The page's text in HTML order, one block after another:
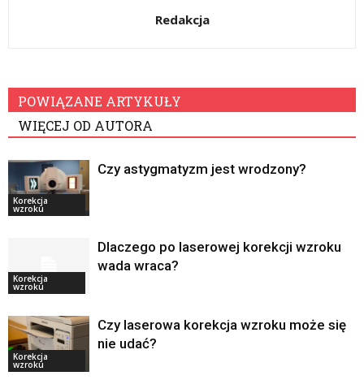
Redakcja
POWIĄZANE ARTYKUŁY
WIĘCEJ OD AUTORA
Korekcja
wzroku
Czy astygmatyzm jest wrodzony?
Korekcja
wzroku
Dlaczego po laserowej korekcji wzroku
wada wraca?
Korekcja
wzroku
Czy laserowa korekcja wzroku może się
nie udać?